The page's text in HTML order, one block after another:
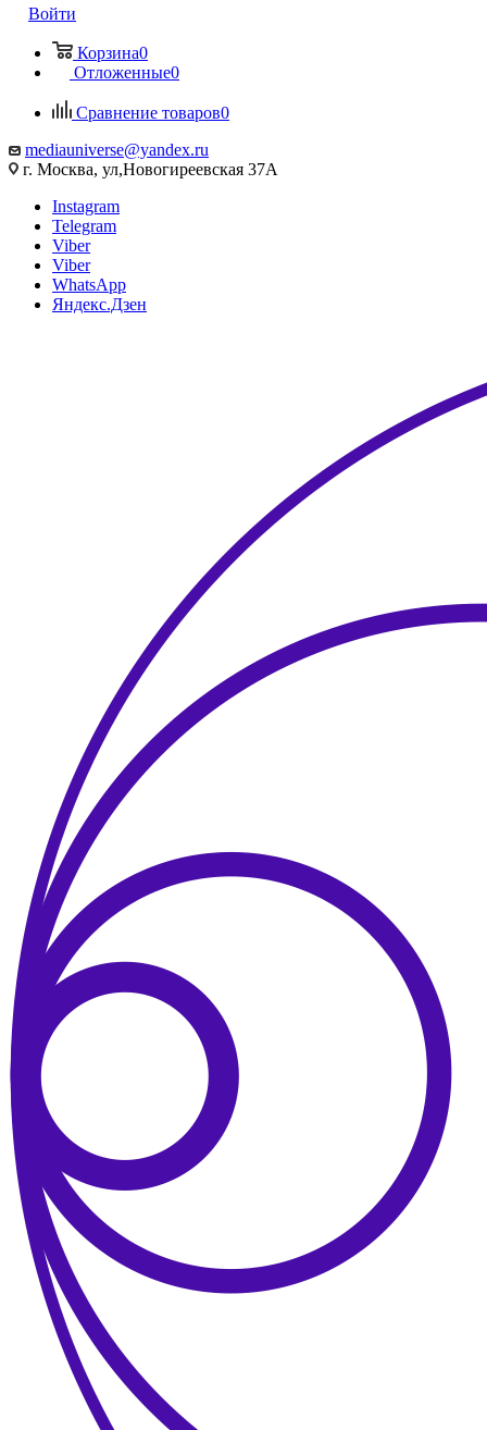
Войти
Корзина0
Отложенные0
Сравнение товаров0
mediauniverse@yandex.ru
г. Москва, ул,Новогиреевская 37А
Instagram
Telegram
Viber
Viber
WhatsApp
Яндекс.Дзен